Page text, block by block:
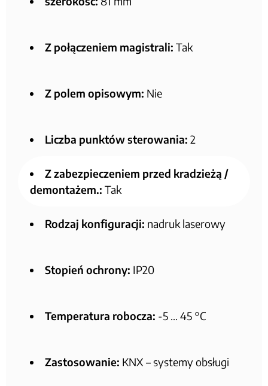
Z połączeniem magistrali: Tak
Z polem opisowym: Nie
Liczba punktów sterowania: 2
Z zabezpieczeniem przed kradzieżą /
demontażem.: Tak
Rodzaj konfiguracji: nadruk laserowy
Stopień ochrony: IP20
Temperatura robocza: -5 … 45 °C
Zastosowanie: KNX – systemy obsługi